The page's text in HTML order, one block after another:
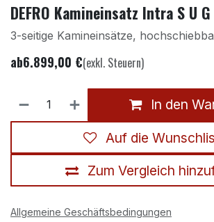
DEFRO Kamineinsatz Intra S U
3-seitige Kamineinsätze,
ab6.899,00 €(exkl. Steuern)
In den
Zum Vergleich
Auf die
Allgemeine Geschäftsbedingungen